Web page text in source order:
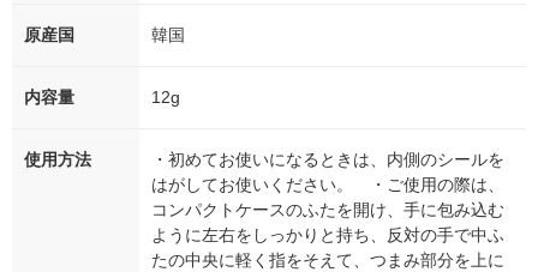
原産国 韓国
内容量 12g
使用方法
・初めてお使いになるときは、内側のシールを
はがしてお使いください。 ・ご使用の際は、
コンパクトケースのふたを開け、手に包み込む
ように左右をしっかりと持ち、反対の手で中ふ
たの中央に軽く指をそえて、つまみ部分を上に